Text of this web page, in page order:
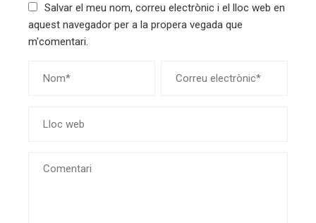
Salvar el meu nom, correu electrònic i el lloc web en
aquest navegador per a la propera vegada que
m'comentari.